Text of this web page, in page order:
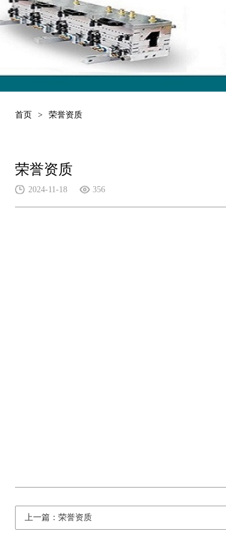
首页 > 荣誉资质
荣誉资质
2024-11-18 356
上一篇：荣誉资质